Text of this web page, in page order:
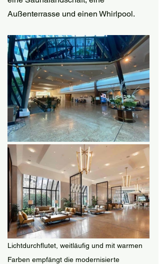
Außenterrasse und einen Whirlpool.
Lichtdurchflutet, weitläufig und mit warmen
Farben empfängt die modernisierte